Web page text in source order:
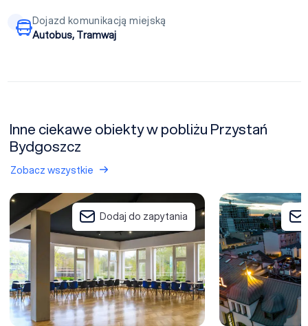
Dojazd komunikacją miejską
Autobus, Tramwaj
Inne ciekawe obiekty w pobliżu Przystań
Bydgoszcz
Zobacz wszystkie
Brda 144 - Sala Eventowa
Dodaj do zapytania
Mercure